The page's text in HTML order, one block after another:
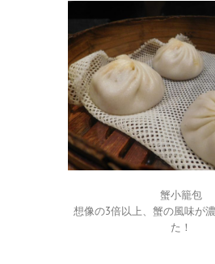
蟹小籠包
想像の3倍以上、蟹の風味が
た！